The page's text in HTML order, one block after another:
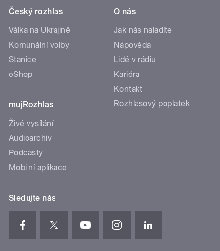
Český rozhlas
Válka na Ukrajině
Komunální volby
Stanice
eShop
mujRozhlas
Živé vysílání
Audioarchiv
Podcasty
Mobilní aplikace
O nás
Jak nás naladíte
Nápověda
Lidé v rádiu
Kariéra
Kontakt
Rozhlasový poplatek
Sledujte nás